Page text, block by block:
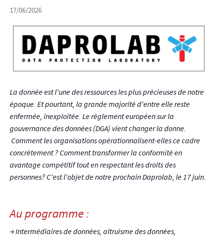
17/06/2026
La donnée est l'une des ressources les plus précieuses de notre
époque. Et pourtant, la grande majorité d'entre elle reste
enfermée, inexploitée. Le règlement européen sur la
gouvernance des données (DGA) vient changer la donne.
Comment les organisations opérationnalisent-elles ce cadre
concrètement ? Comment transformer la conformité en
avantage compétitif tout en respectant les droits des
personnes? C'est l'objet de notre prochain Daprolab, le 17 juin.
Au programme :
→ Intermédiaires de données, altruisme des données,